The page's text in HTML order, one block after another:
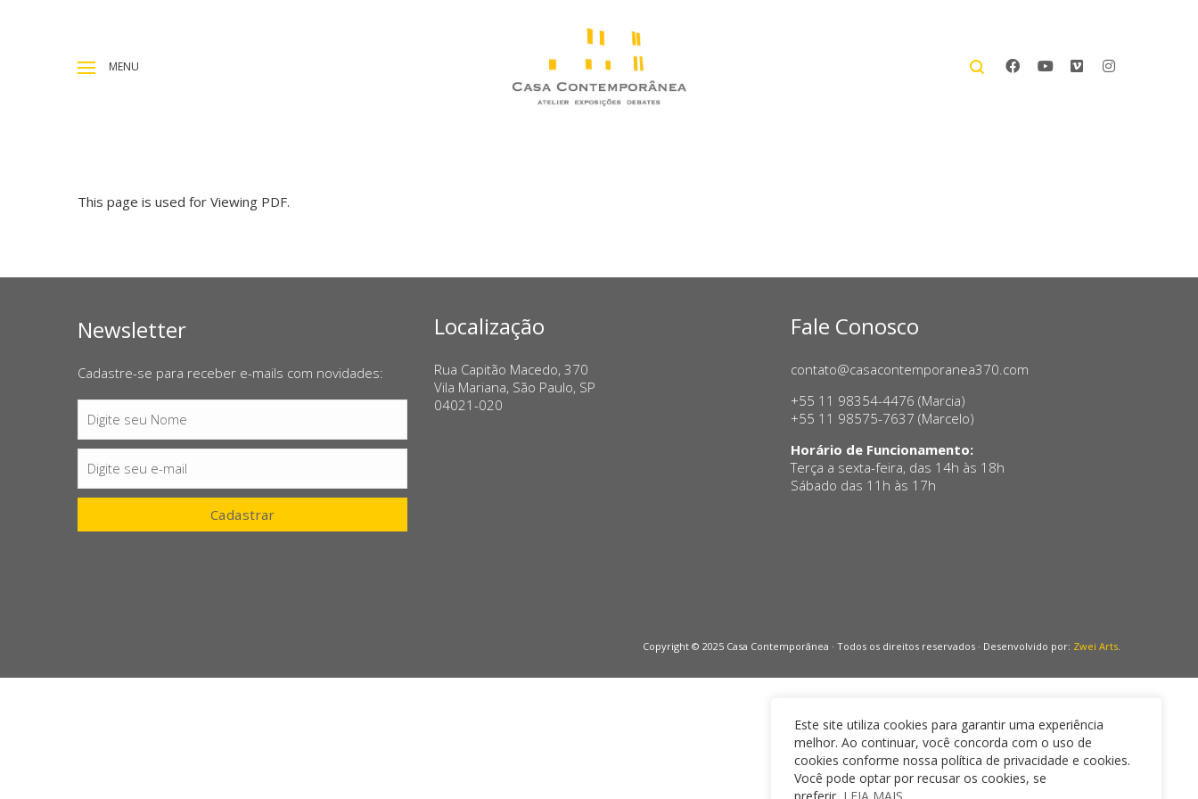
Este site utiliza cookies para garantir uma experiência
melhor. Ao continuar, você concorda com o uso de
cookies conforme nossa política de privacidade e cookies.
Você pode optar por recusar os cookies, se
MENU
This page is used for Viewing PDF.
Newsletter
Cadastre-se para receber e-mails com novidades:
Nome
Digite seu Nome
E-
mail
Digite seu e-mail
Cadastrar
Localização
Rua Capitão Macedo, 370
Vila Mariana, São Paulo, SP
04021-020
Fale Conosco
contato@casacontemporanea370.com
+55 11 98354-4476 (Marcia)
+55 11 98575-7637 (Marcelo)
Horário de Funcionamento:
Terça a sexta-feira, das 14h às 18h
Sábado das 11h às 17h
Copyright © 2025 Casa Contemporânea · Todos os direitos reservados · Desenvolvido por: Zwei Arts